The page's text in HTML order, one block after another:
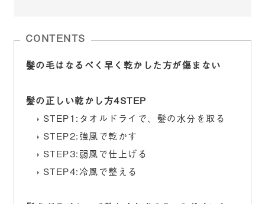
CONTENTS
髪の毛はなるべく早く乾かした方が傷まない
髪の正しい乾かし方4STEP
STEP1:タオルドライで、髪の水分を取る
STEP2:強風で乾かす
STEP3:弱風で仕上げる
STEP4:冷風で整える